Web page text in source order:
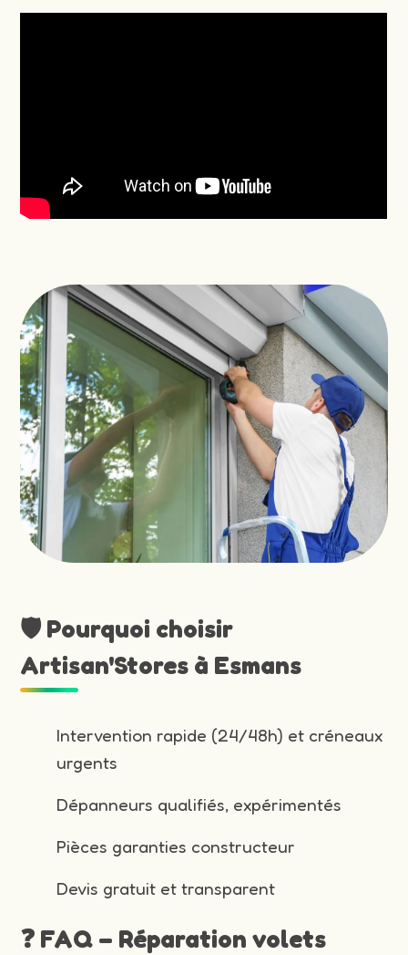
🛡️ Pourquoi choisir
Artisan'Stores à Esmans
Intervention rapide (24/48h) et créneaux
urgents
Dépanneurs qualifiés, expérimentés
Pièces garanties constructeur
Devis gratuit et transparent
❓ FAQ – Réparation volets